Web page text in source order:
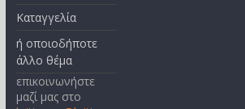
Καταγγελία
ή οποιοδήποτε
άλλο θέμα
επικοινωνήστε
μαζί μας στο